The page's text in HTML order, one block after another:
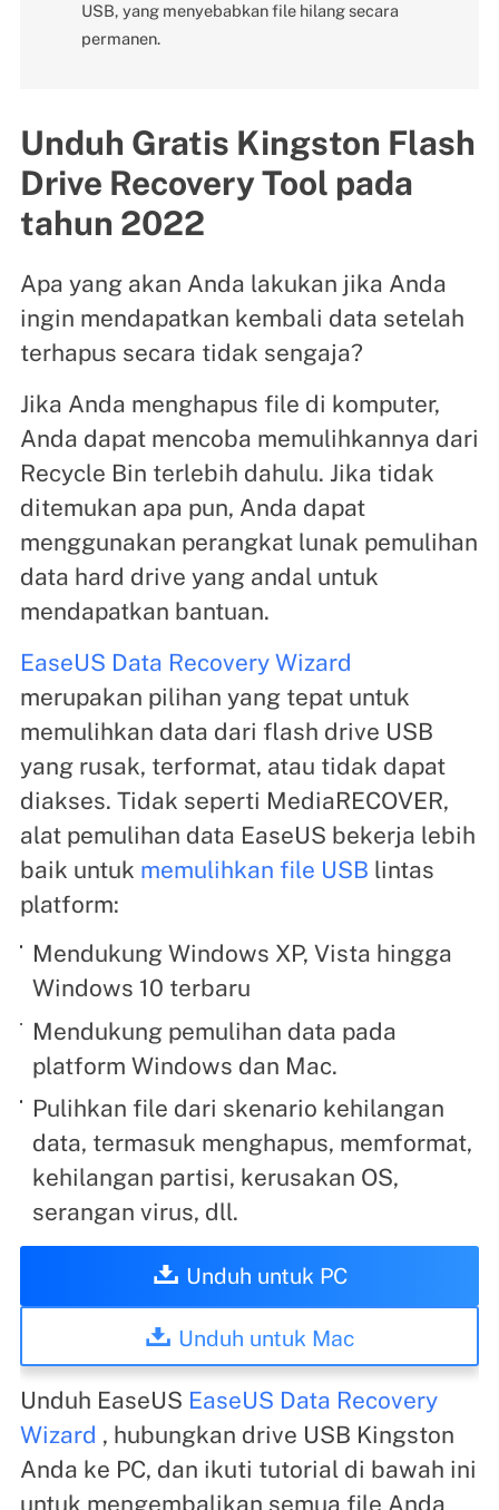
USB, yang menyebabkan file hilang secara
permanen.
Unduh Gratis Kingston Flash
Drive Recovery Tool pada
tahun 2022
Apa yang akan Anda lakukan jika Anda
ingin mendapatkan kembali data setelah
terhapus secara tidak sengaja?
Jika Anda menghapus file di komputer,
Anda dapat mencoba memulihkannya dari
Recycle Bin terlebih dahulu. Jika tidak
ditemukan apa pun, Anda dapat
menggunakan perangkat lunak pemulihan
data hard drive yang andal untuk
mendapatkan bantuan.
EaseUS Data Recovery Wizard
merupakan pilihan yang tepat untuk
memulihkan data dari flash drive USB
yang rusak, terformat, atau tidak dapat
diakses. Tidak seperti MediaRECOVER,
alat pemulihan data EaseUS bekerja lebih
baik untuk memulihkan file USB lintas
platform:
Mendukung Windows XP, Vista hingga
Windows 10 terbaru
Mendukung pemulihan data pada
platform Windows dan Mac.
Pulihkan file dari skenario kehilangan
data, termasuk menghapus, memformat,
kehilangan partisi, kerusakan OS,
serangan virus, dll.
Unduh untuk PC
Unduh untuk Mac
Unduh EaseUS EaseUS Data Recovery
Wizard , hubungkan drive USB Kingston
Anda ke PC, dan ikuti tutorial di bawah ini
untuk mengembalikan semua file Anda